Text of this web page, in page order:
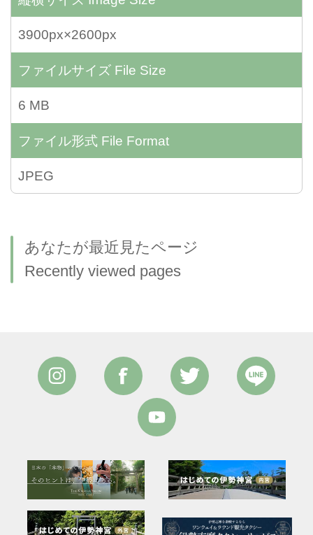
3900px×2600px
ファイルサイズ File Size
6 MB
ファイル形式 File Format
JPEG
あなたが最近見たページ
Recently viewed pages